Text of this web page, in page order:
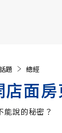
題 總經
店面
能說的秘密？